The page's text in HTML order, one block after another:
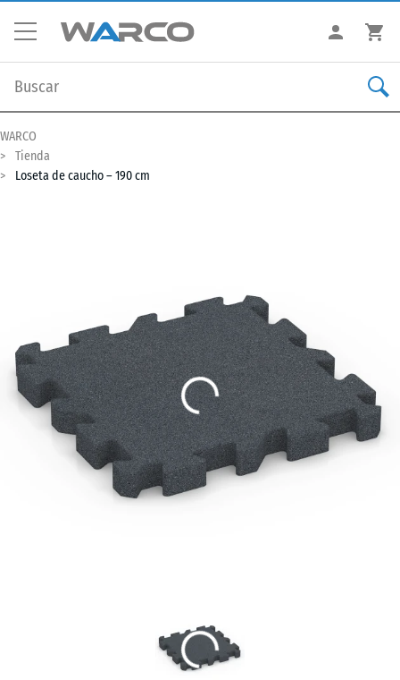
WARCO
Tienda
Loseta de caucho – 190 cm